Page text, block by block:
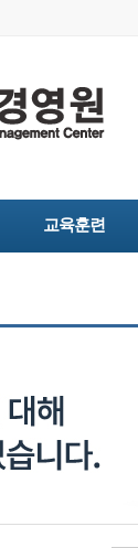
교육훈련